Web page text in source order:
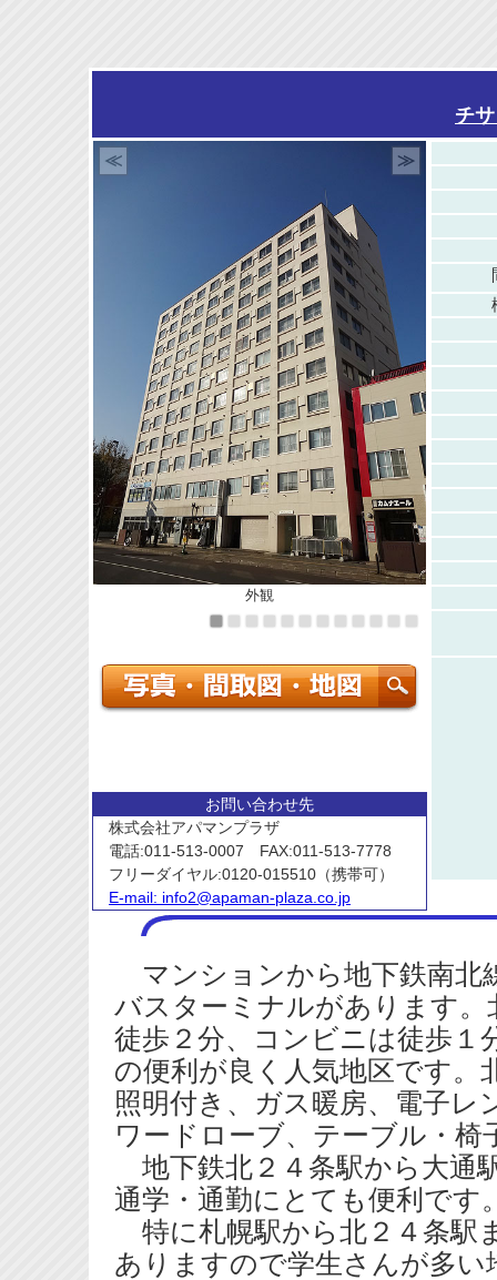
チ
外観
≪ ≫
お問い合わせ先
株式会社アパマンプラザ
電話:011-513-0007 FAX:011-513-7778
フリーダイヤル:0120-015510（携帯可）
E-mail: info2@apaman-plaza.co.jp
マンションから地下鉄南北
バスターミナルがあります
徒歩２分、コンビニは徒歩１
の便利が良く人気地区です
照明付き、ガス暖房、電子レ
ワードローブ、テーブル・椅
地下鉄北２４条駅から大通
通学・通勤にとても便利です
特に札幌駅から北２４条駅
ありますので学生さんが多い